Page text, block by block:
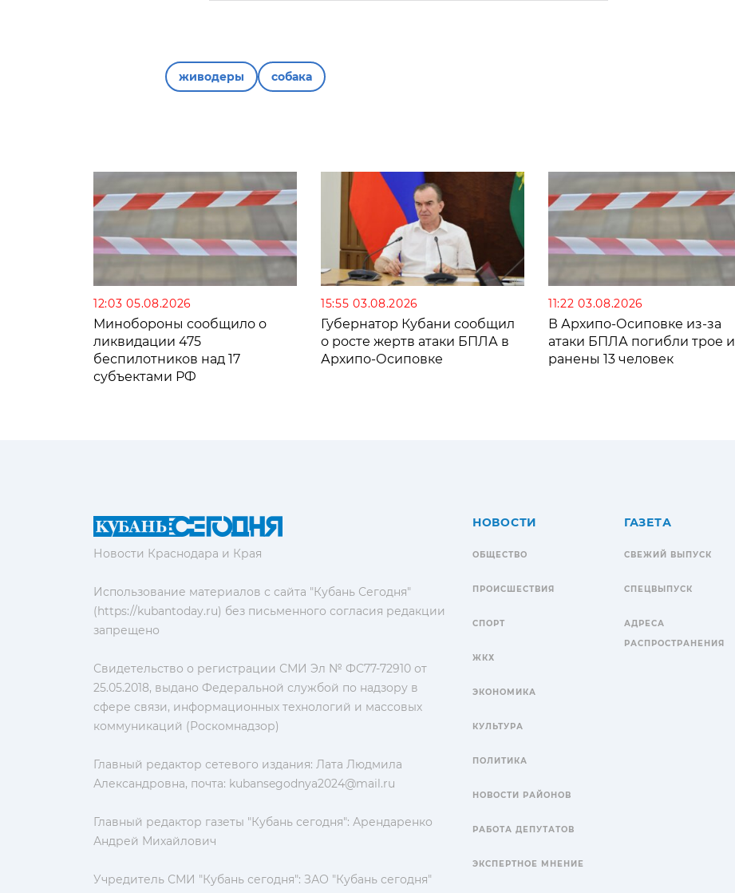
живодеры собака
12:03 05.08.2026
Минобороны сообщило о
ликвидации 475
беспилотников над 17
субъектами РФ
15:55 03.08.2026
Губернатор Кубани сообщил
о росте жертв атаки БПЛА в
Архипо-Осиповке
11:22 03.08.2026
В Архипо-Осиповке из-за
атаки БПЛА погибли трое и
ранены 13 человек
Новости Краснодара и Края
Использование материалов с сайта "Кубань Сегодня"
(https://kubantoday.ru) без письменного согласия редакции
запрещено
Свидетельство о регистрации СМИ Эл № ФС77-72910 от
25.05.2018, выдано Федеральной службой по надзору в
сфере связи, информационных технологий и массовых
коммуникаций (Роскомнадзор)
Главный редактор сетевого издания: Лата Людмила
Александровна, почта: kubansegodnya2024@mail.ru
Главный редактор газеты "Кубань сегодня": Арендаренко
Андрей Михайлович
Учредитель СМИ "Кубань сегодня": ЗАО "Кубань сегодня"
НОВОСТИ
ОБЩЕСТВО
ПРОИСШЕСТВИЯ
СПОРТ
ЖКХ
ЭКОНОМИКА
КУЛЬТУРА
ПОЛИТИКА
НОВОСТИ РАЙОНОВ
РАБОТА ДЕПУТАТОВ
ЭКСПЕРТНОЕ МНЕНИЕ
ГАЗЕТА
СВЕЖИЙ ВЫПУСК
СПЕЦВЫПУСК
АДРЕСА
РАСПРОСТРАНЕНИЯ